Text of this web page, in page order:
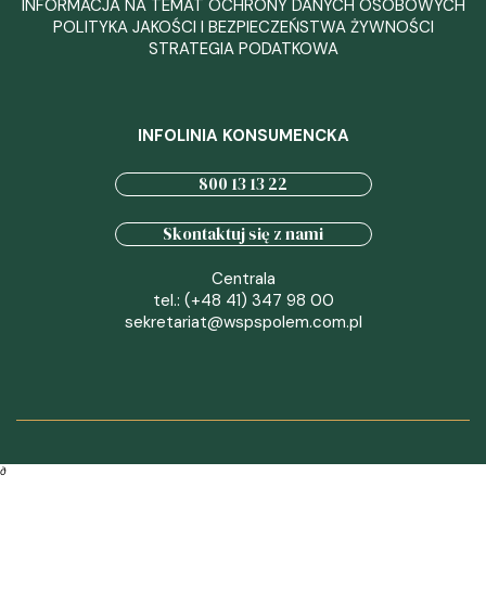
INFORMACJA NA TEMAT OCHRONY DANYCH OSOBOWYCH
POLITYKA JAKOŚCI I BEZPIECZEŃSTWA ŻYWNOŚCI
STRATEGIA PODATKOWA
INFOLINIA KONSUMENCKA
800 13 13 22
Skontaktuj się z nami
Centrala
tel.: (+48 41) 347 98 00
sekretariat@wspspolem.com.pl
∂